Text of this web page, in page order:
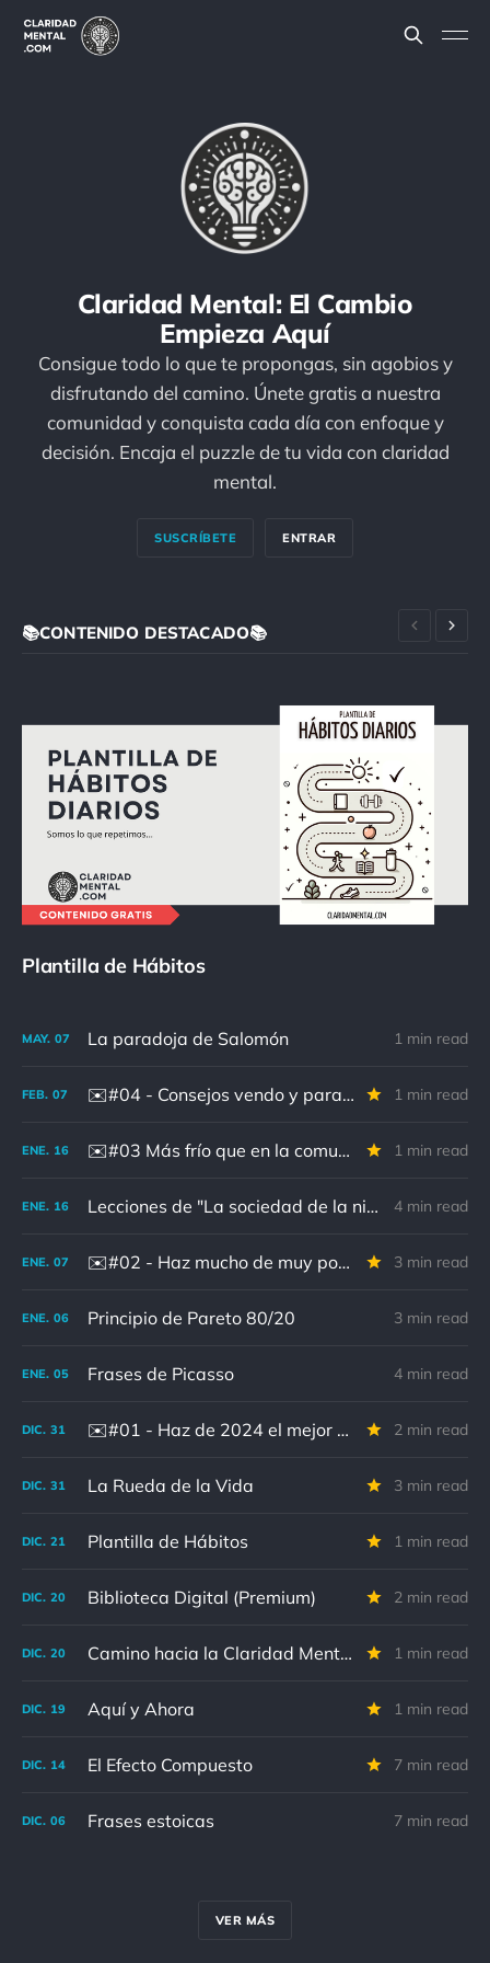
Claridad Mental: El Cambio
Empieza Aquí
Consigue todo lo que te propongas, sin agobios y
disfrutando del camino. Únete gratis a nuestra
comunidad y conquista cada día con enfoque y
decisión. Encaja el puzzle de tu vida con claridad
mental.
SUSCRÍBETE ENTRAR
📚CONTENIDO DESTACADO📚
Plantilla de Hábitos
MAY. 07 La paradoja de Salomón 1 min read
FEB. 07 ✉️#04 - Consejos vendo y para mi no tengo 1 min read
ENE. 16 ✉️#03 Más frío que en la comunión de Pingu 1 min read
ENE. 16 Lecciones de "La sociedad de la nieve" 4 min read
ENE. 07 ✉️#02 - Haz mucho de muy poco 3 min read
ENE. 06 Principio de Pareto 80/20 3 min read
ENE. 05 Frases de Picasso 4 min read
DIC. 31 ✉️#01 - Haz de 2024 el mejor año de tu vida 2 min read
DIC. 31 La Rueda de la Vida 3 min read
DIC. 21 Plantilla de Hábitos 1 min read
DIC. 20 Biblioteca Digital (Premium) 2 min read
DIC. 20 Camino hacia la Claridad Mental 1 min read
DIC. 19 Aquí y Ahora 1 min read
DIC. 14 El Efecto Compuesto 7 min read
DIC. 06 Frases estoicas 7 min read
VER MÁS